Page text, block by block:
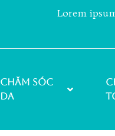
Lorem
Chăm sóc
da